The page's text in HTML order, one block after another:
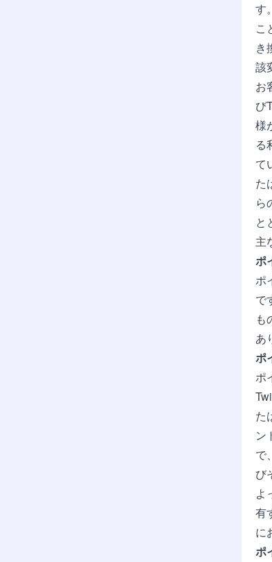
す
こ
き
該
お
び
様
る
て
た
ら
と
主
ポ
ポ
で
も
あ
ポ
ポ
た
ン
で
び
よ
有
に
ポ